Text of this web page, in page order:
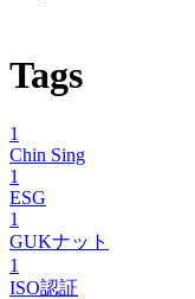
Tags
1
Chin Sing
1
ESG
1
GUKナット
1
ISO認証